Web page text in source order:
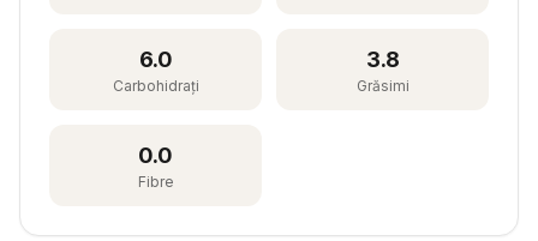
6.0
Carbohidrați
3.8
Grăsimi
0.0
Fibre